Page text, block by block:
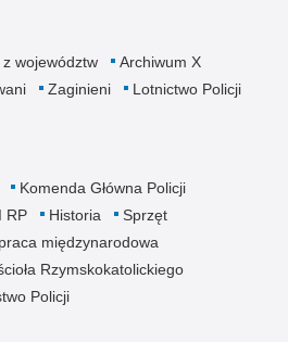
województw
Archiwum X
Zaginieni
Lotnictwo Policji
Komenda Główna Policji
RP Historia
Sprzęt
międzynarodowa
Rzymskokatolickiego
Policji